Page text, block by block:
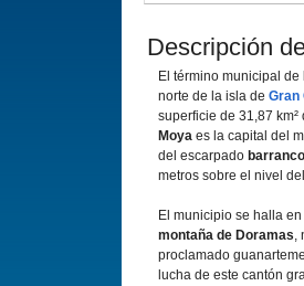
Descripción
El término municipal de
norte de la isla de Gran
superficie de 31,87
Moya es la capital del
del escarpado
metros sobre el nivel
El municipio se halla
montaña de Doramas,
proclamado
lucha de este cantón